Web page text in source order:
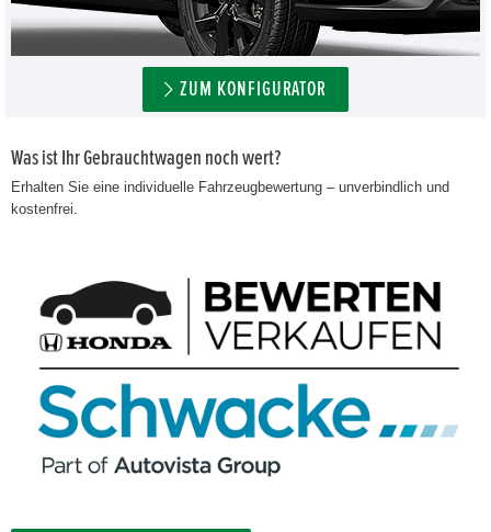
ZUM KONFIGURATOR
Was ist Ihr Gebrauchtwagen noch wert?
Erhalten Sie eine individuelle Fahrzeugbewertung – unverbindlich und
kostenfrei.